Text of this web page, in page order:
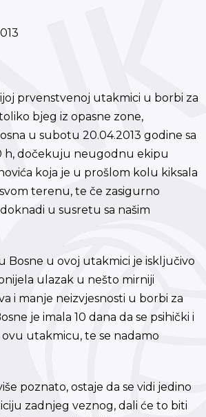
prvenstvenoj utakmici u borbi za
bjeg iz opasne zone,
u subotu 20.04.2013 godine sa
h, dočekuju neugodnu ekipu
koja je u prošlom kolu kiksala
terenu, te če zasigurno
u susretu sa našim
Bosne u ovoj utakmici je isključivo
ulazak u nešto mirniji
i manje neizvjesnosti u borbi za
je imala 10 dana da se psihički i
utakmicu, te se nadamo
poznato, ostaje da se vidi jedino
zadnjeg veznog, dali će to biti